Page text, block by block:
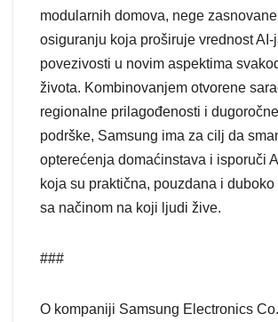
modularnih domova, nege
osiguranju koja proširuje vrednost AI-
povezivosti u novim aspektima
života. Kombinovanjem otvorene
regionalne prilagođenosti i
podrške, Samsung ima za cilj da
opterećenja domaćinstava i isporuči
koja su praktična, pouzdana i
sa načinom na koji ljudi žive.
###
O kompaniji Samsung Electronics